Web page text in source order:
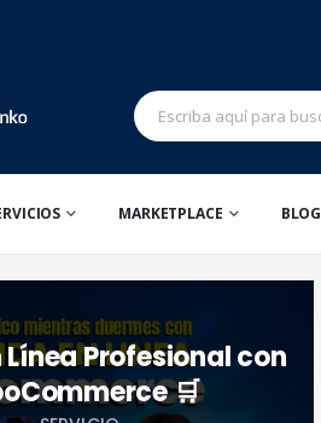
MARKETPLACE BLOG
Profesional con
🛒